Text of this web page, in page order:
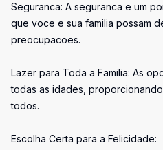
Seguranca: A seguranca e um
que voce e sua familia possam
preocupacoes.
Lazer para Toda a Familia: As
todas as idades,
todos.
Escolha Certa para a Felicidade: